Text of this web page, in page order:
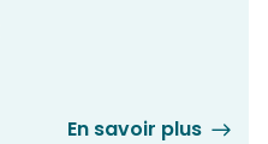
En savoir plus